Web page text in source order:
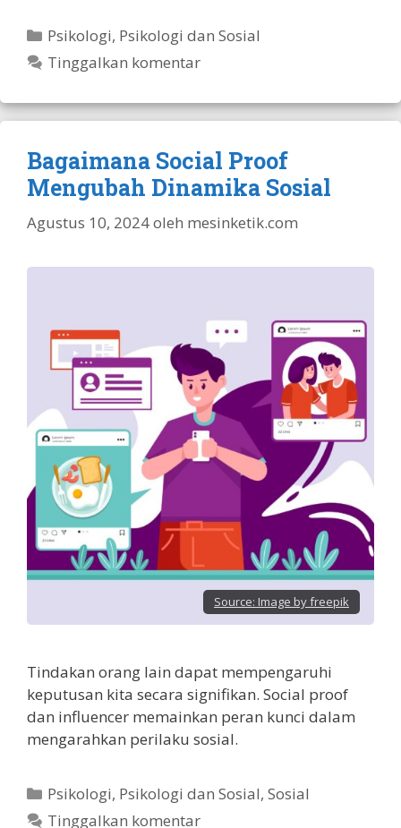
Kategori
Psikologi, Psikologi dan Sosial
Tinggalkan komentar
Bagaimana Social Proof
Mengubah Dinamika Sosial
Agustus 10, 2024oleh mesinketik.com
Source: Image by freepik
Tindakan orang lain dapat mempengaruhi
keputusan kita secara signifikan. Social proof
dan influencer memainkan peran kunci dalam
mengarahkan perilaku sosial.
Kategori
Psikologi, Psikologi dan Sosial,Sosial
Tinggalkan komentar